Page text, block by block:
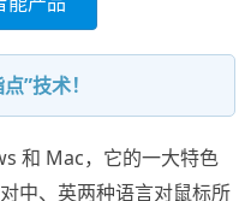
”技术！
和 Mac，它的一大特色
中、英两种语言对鼠标所